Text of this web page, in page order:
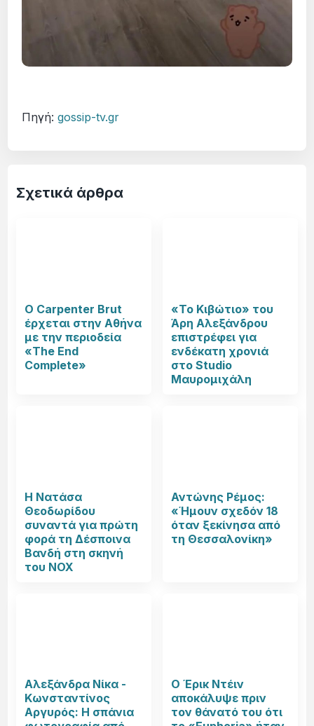
Πηγή:gossip-tv.gr
Σχετικά άρθρα
Ο Carpenter Brut
έρχεται στην Αθήνα
με την περιοδεία
«The End
Complete»
«Το Κιβώτιο» του
Άρη Αλεξάνδρου
επιστρέφει για
ενδέκατη χρονιά
στο Studio
Μαυρομιχάλη
Η Νατάσα
Θεοδωρίδου
συναντά για πρώτη
φορά τη Δέσποινα
Βανδή στη σκηνή
του NOX
Αντώνης Ρέμος:
«Ήμουν σχεδόν 18
όταν ξεκίνησα από
τη Θεσσαλονίκη»
Αλεξάνδρα Νίκα -
Κωνσταντίνος
Αργυρός: Η σπάνια
Ο Έρικ Ντέιν
αποκάλυψε πριν
τον θάνατό του ότι